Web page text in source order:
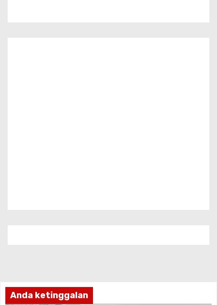
Anda ketinggalan